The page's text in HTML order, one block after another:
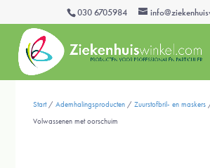
030 6705984
Start/Ademhalingsproducten /Zuurstofbril- en maskers
Volwassenen met oorschuim